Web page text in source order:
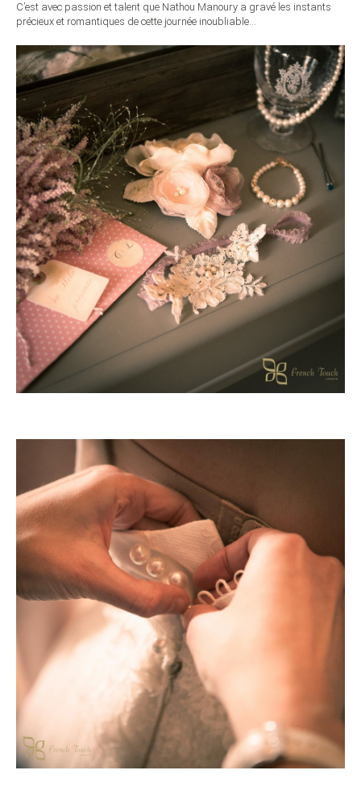
C’est avec passion et talent que Nathou Manoury a gravé les instants
précieux et romantiques de cette journée inoubliable…